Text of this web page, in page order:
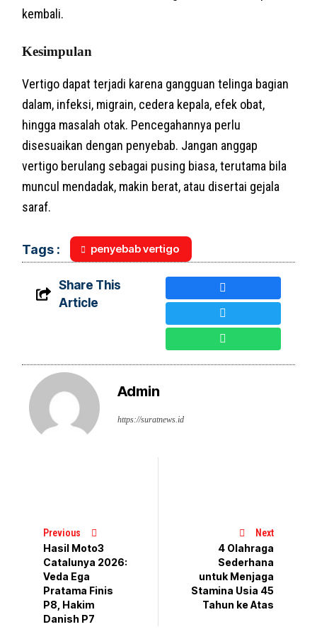
kembali.
Kesimpulan
Vertigo dapat terjadi karena gangguan telinga bagian
dalam, infeksi, migrain, cedera kepala, efek obat,
hingga masalah otak. Pencegahannya perlu
disesuaikan dengan penyebab. Jangan anggap
vertigo berulang sebagai pusing biasa, terutama bila
muncul mendadak, makin berat, atau disertai gejala
saraf.
Tags : penyebab vertigo
Share This
Article
Admin
https://suratnews.id
Previous
Hasil Moto3
Catalunya 2026:
Veda Ega
Pratama Finis
P8, Hakim
Danish P7
Next
4 Olahraga
Sederhana
untuk Menjaga
Stamina Usia 45
Tahun ke Atas